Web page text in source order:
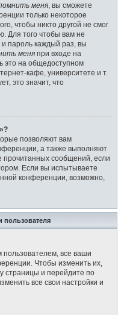
меня , вы сможете
только некоторое
чтобы никто другой не смог
Для того чтобы вам не
пароль каждый раз, вы
меня при входе на
это на общедоступном
кафе, университете и т.
это значит, что
позволяют вам
а также выполняют
прочитанных сообщений, если
Если вы испытываете
конференции, возможно,
пользователя
пользователем, все ваши
Чтобы изменить их,
страницы и перейдите по
все свои настройки и